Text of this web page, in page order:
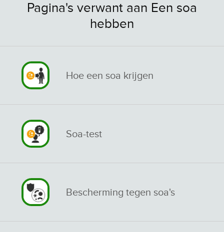
Pagina's verwant aan Een soa
hebben
Hoe een soa krijgen
Soa-test
Bescherming tegen soa's